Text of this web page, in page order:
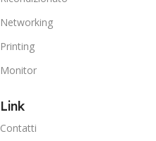
Networking
Printing
Monitor
Link
Contatti